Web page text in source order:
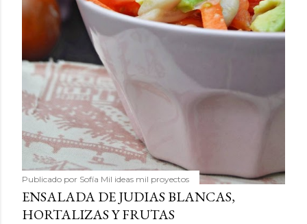
Publicado por Sofía Mil ideas mil proyectos
ENSALADA DE JUDIAS BLANCAS,
HORTALIZAS Y FRUTAS